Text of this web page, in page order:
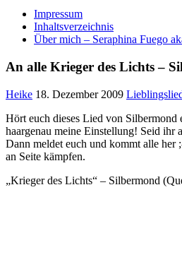
Impressum
Inhaltsverzeichnis
Über mich – Seraphina Fuego
An alle Krieger des Lichts –
Heike 18. Dezember 2009
Hört euch dieses Lied von Silbermond
haargenau meine Einstellung! Seid ihr
Dann meldet euch und kommt alle her
an Seite kämpfen.
„Krieger des Lichts“ – Silbermond